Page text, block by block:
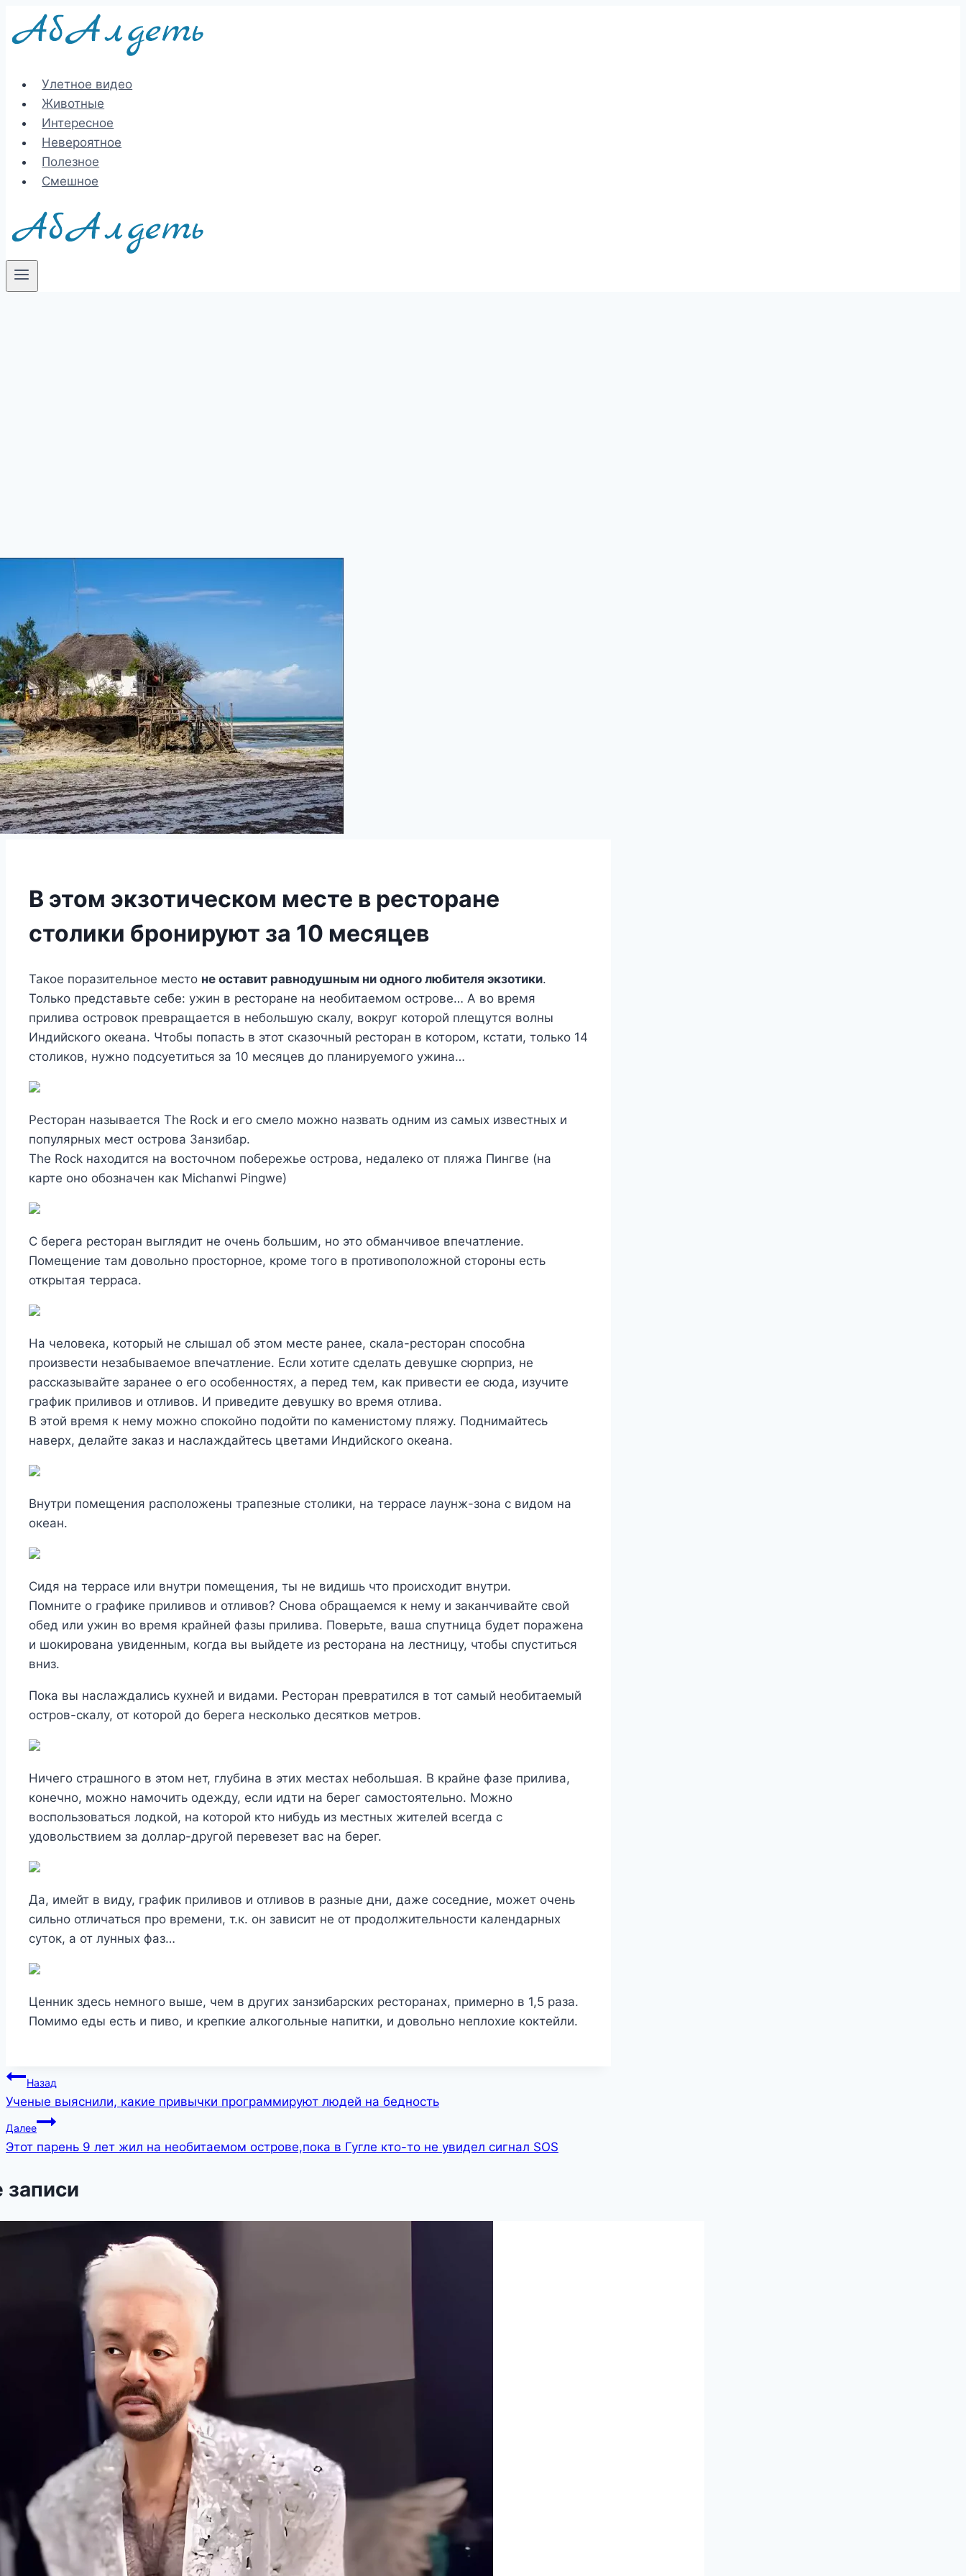
Перейти
Улетное видео
Животные
Интересное
Невероятное
Полезное
Смешное
В этом экзотическом месте в ресторане
столики бронируют за 10 месяцев
Такое поразительное место не оставит равнодушным ни одного любителя экзотики.
Только представьте себе: ужин в ресторане на необитаемом острове… А во время
прилива островок превращается в небольшую скалу, вокруг которой плещутся волны
Индийского океана. Чтобы попасть в этот сказочный ресторан в котором, кстати, только 14
столиков, нужно подсуетиться за 10 месяцев до планируемого ужина…
Ресторан называется The Rock и его смело можно назвать одним из самых известных и
популярных мест острова Занзибар.
The Rock находится на восточном побережье острова, недалеко от пляжа Пингве (на
карте оно обозначен как Michanwi Pingwe)
С берега ресторан выглядит не очень большим, но это обманчивое впечатление.
Помещение там довольно просторное, кроме того в противоположной стороны есть
открытая терраса.
На человека, который не слышал об этом месте ранее, скала-ресторан способна
произвести незабываемое впечатление. Если хотите сделать девушке сюрприз, не
рассказывайте заранее о его особенностях, а перед тем, как привести ее сюда, изучите
график приливов и отливов. И приведите девушку во время отлива.
В этой время к нему можно спокойно подойти по каменистому пляжу. Поднимайтесь
наверх, делайте заказ и наслаждайтесь цветами Индийского океана.
Внутри помещения расположены трапезные столики, на террасе лаунж-зона с видом на
океан.
Сидя на террасе или внутри помещения, ты не видишь что происходит внутри.
Помните о графике приливов и отливов? Снова обращаемся к нему и заканчивайте свой
обед или ужин во время крайней фазы прилива. Поверьте, ваша спутница будет поражена
и шокирована увиденным, когда вы выйдете из ресторана на лестницу, чтобы спуститься
вниз.
Пока вы наслаждались кухней и видами. Ресторан превратился в тот самый необитаемый
остров-скалу, от которой до берега несколько десятков метров.
Ничего страшного в этом нет, глубина в этих местах небольшая. В крайне фазе прилива,
конечно, можно намочить одежду, если идти на берег самостоятельно. Можно
воспользоваться лодкой, на которой кто нибудь из местных жителей всегда с
удовольствием за доллар-другой перевезет вас на берег.
Да, имейт в виду, график приливов и отливов в разные дни, даже соседние, может очень
сильно отличаться про времени, т.к. он зависит не от продолжительности календарных
суток, а от лунных фаз…
Ценник здесь немного выше, чем в других занзибарских ресторанах, примерно в 1,5 раза.
Помимо еды есть и пиво, и крепкие алкогольные напитки, и довольно неплохие коктейли.
Навигация
по
записям
Назад
Ученые выяснили, какие привычки программируют людей на бедность
Далее
Этот парень 9 лет жил на необитаемом острове,пока в Гугле кто-то не увидел сигнал SOS